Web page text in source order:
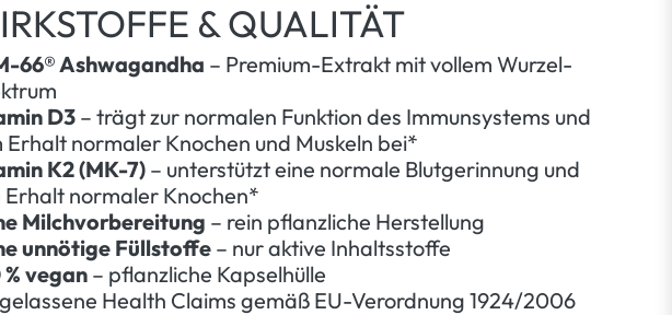
& QUALITÄT
66® Ashwagandha – Premium-Extrakt mit vollem Wurzel-
D3 – trägt zur normalen Funktion des Immunsystems und
Erhalt normaler Knochen und Muskeln bei*
K2 (MK-7) – unterstützt eine normale Blutgerinnung und
Erhalt normaler Knochen*
Milchvorbereitung – rein pflanzliche Herstellung
unnötige Füllstoffe– nur aktive Inhaltsstoffe
vegan – pflanzliche Kapselhülle
Health Claims gemäß EU-Verordnung 1924/2006